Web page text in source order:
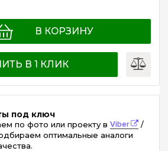
В КОРЗИНУ
В 1 КЛИК
под ключ
по фото или проекту в Viber
/
оптимальные аналоги